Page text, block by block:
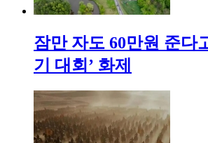
잠만 자도 60만원 준다
기 대회’ 화제